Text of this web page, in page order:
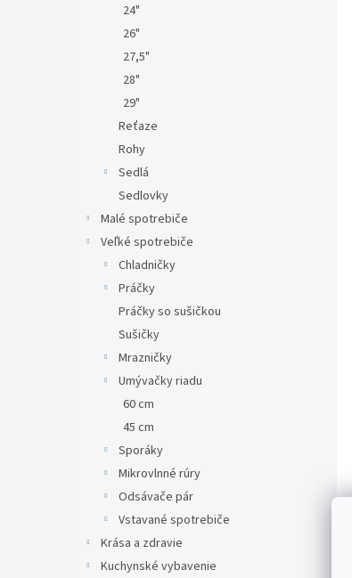
24"
26"
27,5"
28"
29"
Reťaze
Rohy
Sedlá
Sedlovky
Malé spotrebiče
Veľké spotrebiče
Chladničky
Práčky
Práčky so sušičkou
Sušičky
Mrazničky
Umývačky riadu
60 cm
45 cm
Sporáky
Mikrovlnné rúry
Odsávače pár
Vstavané spotrebiče
Krása a zdravie
Kuchynské vybavenie